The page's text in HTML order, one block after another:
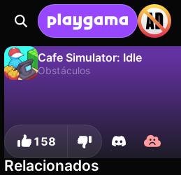
Cafe Simulator: Idle
Obstáculos
158
Relacionados